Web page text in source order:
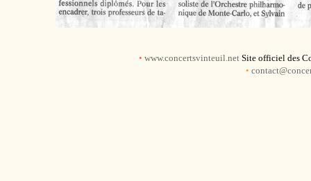
• www.concertsvinteuil.net Site officiel des
•